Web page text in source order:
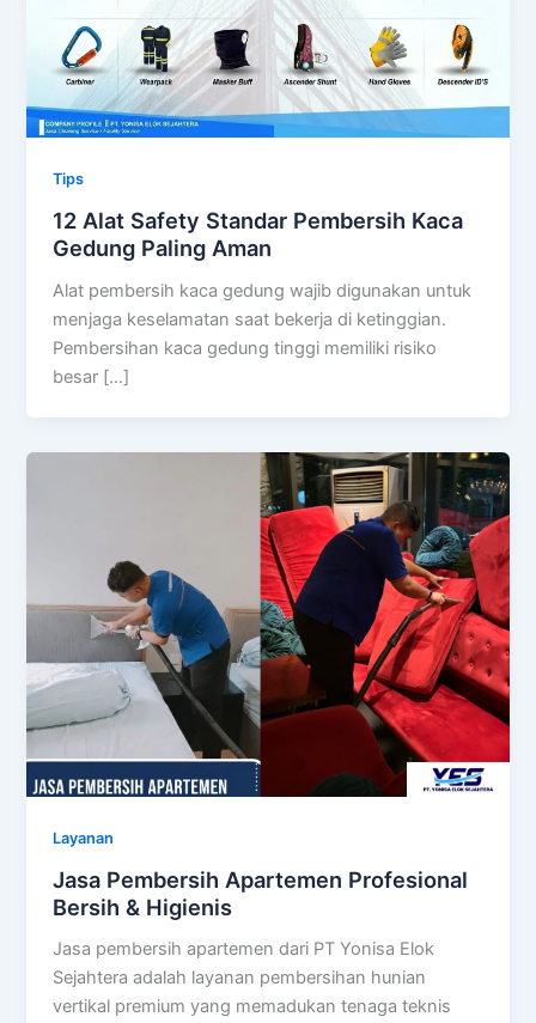
Tips
12 Alat Safety Standar Pembersih Kaca
Gedung Paling Aman
Alat pembersih kaca gedung wajib digunakan untuk
menjaga keselamatan saat bekerja di ketinggian.
Pembersihan kaca gedung tinggi memiliki risiko
besar […]
Layanan
Jasa Pembersih Apartemen Profesional
Bersih & Higienis
Jasa pembersih apartemen dari PT Yonisa Elok
Sejahtera adalah layanan pembersihan hunian
vertikal premium yang memadukan tenaga teknis